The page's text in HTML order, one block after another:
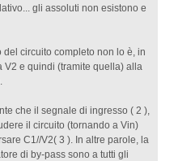
gli assoluti non esistono e
circuito completo non lo è, in
V2 e quindi (tramite quella) alla
che il segnale di ingresso ( 2 ),
il circuito (tornando a Vin)
C1//V2( 3 ). In altre parole, la
di by-pass sono a tutti gli